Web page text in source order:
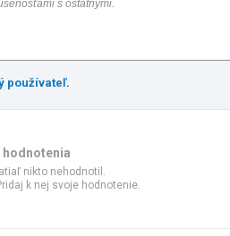
používateľ.
nikto nehodnotil.
k nej svoje hodnotenie.